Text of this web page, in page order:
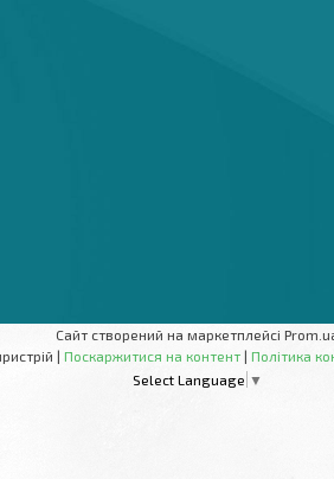
Сайт створений на маркетплейсі
Автопристрій | Поскаржитися на контент | Політика
Select Language ▼